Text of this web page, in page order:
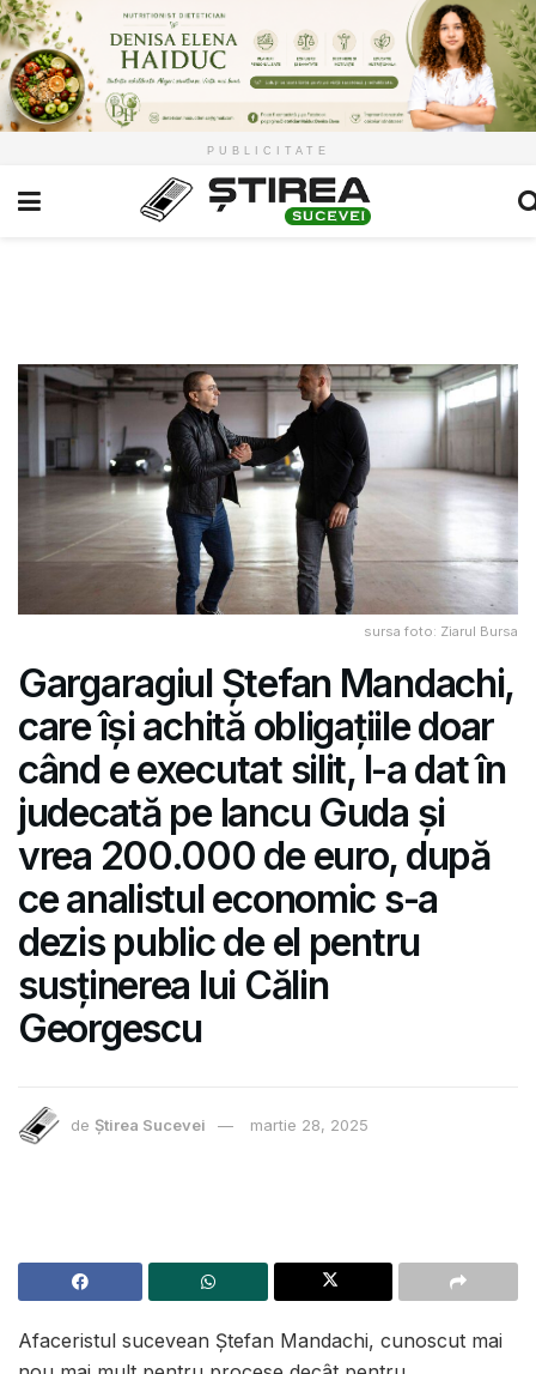
PUBLICITATE
sursa foto: Ziarul Bursa
Gargaragiul Ștefan Mandachi,
care își achită obligațiile doar
când e executat silit, l-a dat în
judecată pe Iancu Guda și
vrea 200.000 de euro, după
ce analistul economic s-a
dezis public de el pentru
susținerea lui Călin
Georgescu
de Știrea Sucevei martie 28, 2025
Afaceristul sucevean Ștefan Mandachi, cunoscut mai